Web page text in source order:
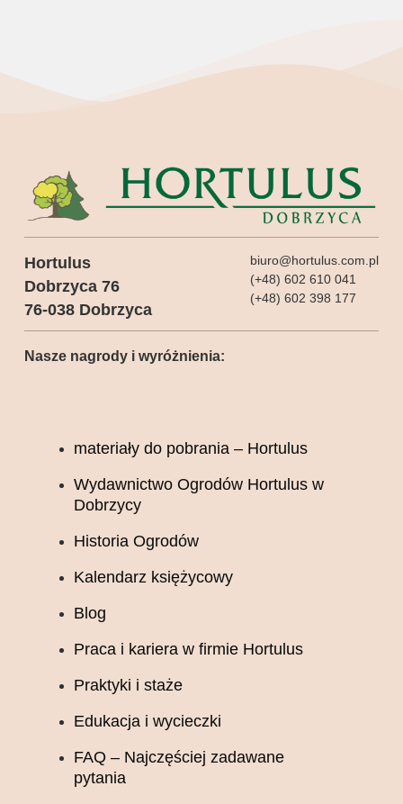
Hortulus
Dobrzyca 76
76-038 Dobrzyca
biuro@hortulus.com.pl
(+48) 602 610 041
(+48) 602 398 177
Nasze nagrody i wyróżnienia:
materiały do pobrania – Hortulus
Wydawnictwo Ogrodów Hortulus w
Dobrzycy
Historia Ogrodów
Kalendarz księżycowy
Blog
Praca i kariera w firmie Hortulus
Praktyki i staże
Edukacja i wycieczki
FAQ – Najczęściej zadawane
pytania